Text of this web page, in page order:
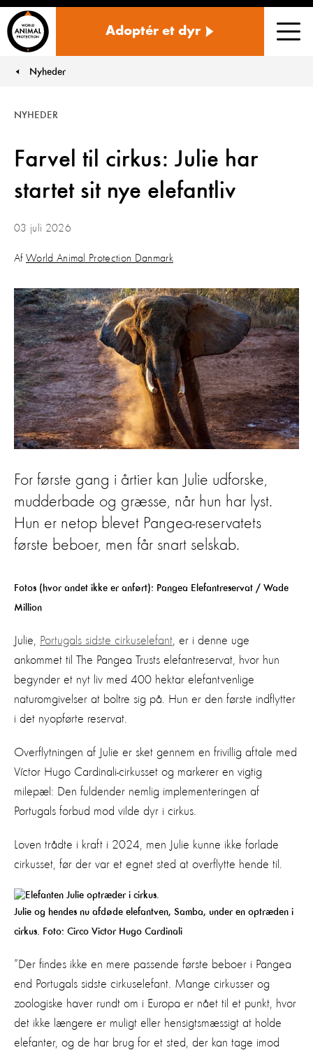
Adoptér et dyr
You are here:
Nyheder
Farvel til cirkus: Julie har
startet sit nye elefantliv
NYHEDER
03 juli 2026
Af World Animal Protection Danmark
For første gang i årtier kan Julie udforske,
mudderbade og græsse, når hun har lyst.
Hun er netop blevet Pangea-reservatets
første beboer, men får snart selskab.
Fotos (hvor andet ikke er anført): Pangea Elefantreservat / Wade
Million
Julie, Portugals sidste cirkuselefant , er i denne uge
ankommet til The Pangea Trusts elefantreservat, hvor hun
begynder et nyt liv med 400 hektar elefantvenlige
naturomgivelser at boltre sig på. Hun er den første indflytter
i det nyopførte reservat.
Overflytningen af Julie er sket gennem en frivillig aftale med
Víctor Hugo Cardinali-cirkusset og markerer en vigtig
milepæl: Den fuldender nemlig implementeringen af
Portugals forbud mod vilde dyr i cirkus.
Loven trådte i kraft i 2024, men Julie kunne ikke forlade
cirkusset, før der var et egnet sted at overflytte hende til.
Julie og hendes nu afdøde elefantven, Samba, under en optræden i
cirkus. Foto: Circo Victor Hugo Cardinali
”Der findes ikke en mere passende første beboer i Pangea
end Portugals sidste cirkuselefant. Mange cirkusser og
zoologiske haver rundt om i Europa er nået til et punkt, hvor
det ikke længere er muligt eller hensigtsmæssigt at holde
elefanter, og de har brug for et sted, der kan tage imod